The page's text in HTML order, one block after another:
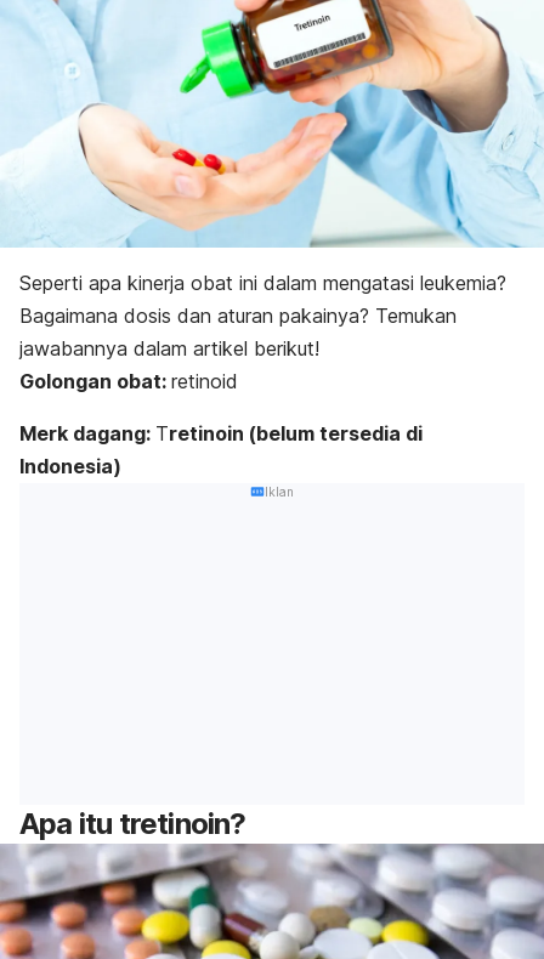
Seperti apa kinerja obat ini dalam mengatasi leukemia?
Bagaimana dosis dan aturan pakainya? Temukan
jawabannya dalam artikel berikut!
Golongan obat: retinoid
Merk dagang: Tretinoin (belum tersedia di
Indonesia)
Iklan
Apa itu tretinoin?